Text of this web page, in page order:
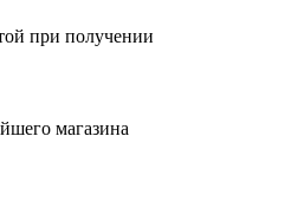
при получении
магазина